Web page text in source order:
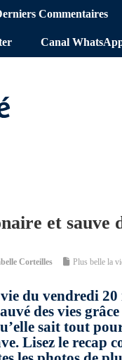
Commentaires
Canal
et sauve
Corteilles Plus belle la
du vendredi
des vies
sait tout
Lisez le recap